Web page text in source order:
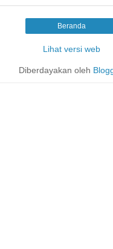
Beranda
Lihat versi web
Diberdayakan oleh